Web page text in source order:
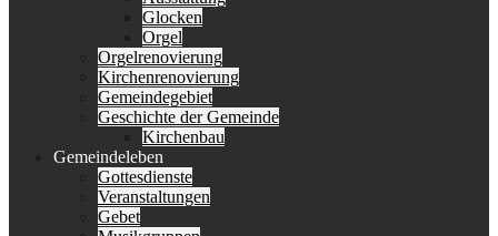
Glocken
Orgel
Orgelrenovierung
Kirchenrenovierung
Gemeindegebiet
Geschichte der Gemeinde
Kirchenbau
Gemeindeleben
Gottesdienste
Veranstaltungen
Gebet